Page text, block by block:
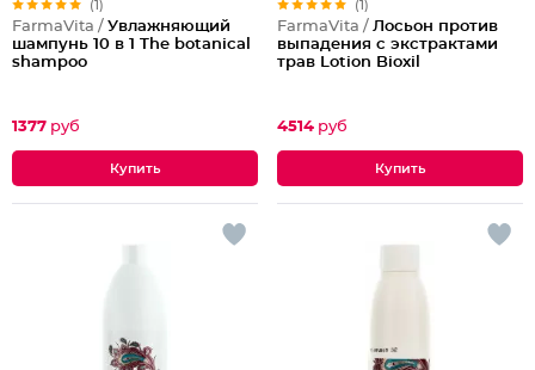
(1)
FarmaVita / Увлажняющий
шампунь 10 в 1 The botanical
shampoo
1377 руб
(1)
FarmaVita / Лосьон против
выпадения с экстрактами
трав Lotion Bioxil
4514 руб